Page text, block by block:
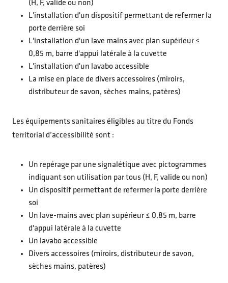
(H, F, valide ou non)
L'installation d'un dispositif permettant de refermer la
porte derrière soi
L'installation d'un lave mains avec plan supérieur ≤
0,85 m, barre d'appui latérale à la cuvette
L'installation d'un lavabo accessible
La mise en place de divers accessoires (miroirs,
distributeur de savon, sèches mains, patères)
Les équipements sanitaires éligibles au titre du Fonds
territorial d’accessibilité sont :
Un repérage par une signalétique avec pictogrammes
indiquant son utilisation par tous (H, F, valide ou non)
Un dispositif permettant de refermer la porte derrière
soi
Un lave-mains avec plan supérieur ≤ 0,85 m, barre
d'appui latérale à la cuvette
Un lavabo accessible
Divers accessoires (miroirs, distributeur de savon,
sèches mains, patères)